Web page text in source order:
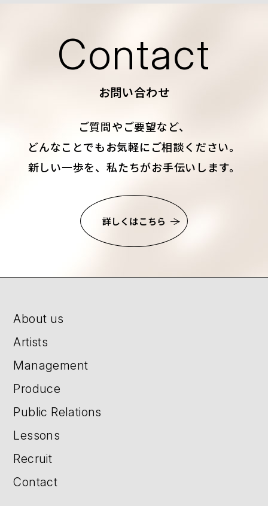
Contact
お問い合わせ
ご質問やご要望など、
どんなことでもお気軽にご相談ください。
新しい一歩を、私たちがお手伝いします。
詳しくはこちら
About us
Artists
Management
Produce
Public Relations
Lessons
Recruit
Contact